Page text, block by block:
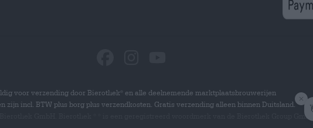
voor verzending door Bierothek
en alle deelnemende marktplaatsbrouwerijen
zijn incl. BTW plus borg plus verzendkosten. Gratis verzending alleen binnen Duitsland.
is een geregistreerd woordmerk van de Bierothek Group GmbH.